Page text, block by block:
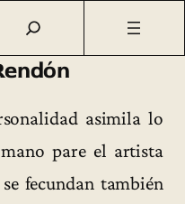
Ideas Textos sueltos/
(1963)
asimila lo
pare el artista
fecundan también